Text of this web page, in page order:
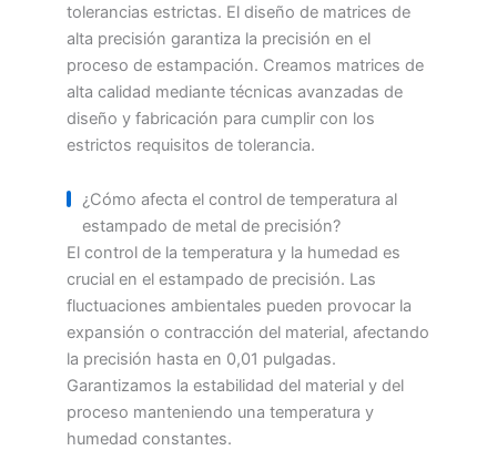
tolerancias estrictas. El diseño de matrices de
alta precisión garantiza la precisión en el
proceso de estampación. Creamos matrices de
alta calidad mediante técnicas avanzadas de
diseño y fabricación para cumplir con los
estrictos requisitos de tolerancia.
¿Cómo afecta el control de temperatura al
estampado de metal de precisión?
El control de la temperatura y la humedad es
crucial en el estampado de precisión. Las
fluctuaciones ambientales pueden provocar la
expansión o contracción del material, afectando
la precisión hasta en 0,01 pulgadas.
Garantizamos la estabilidad del material y del
proceso manteniendo una temperatura y
humedad constantes.